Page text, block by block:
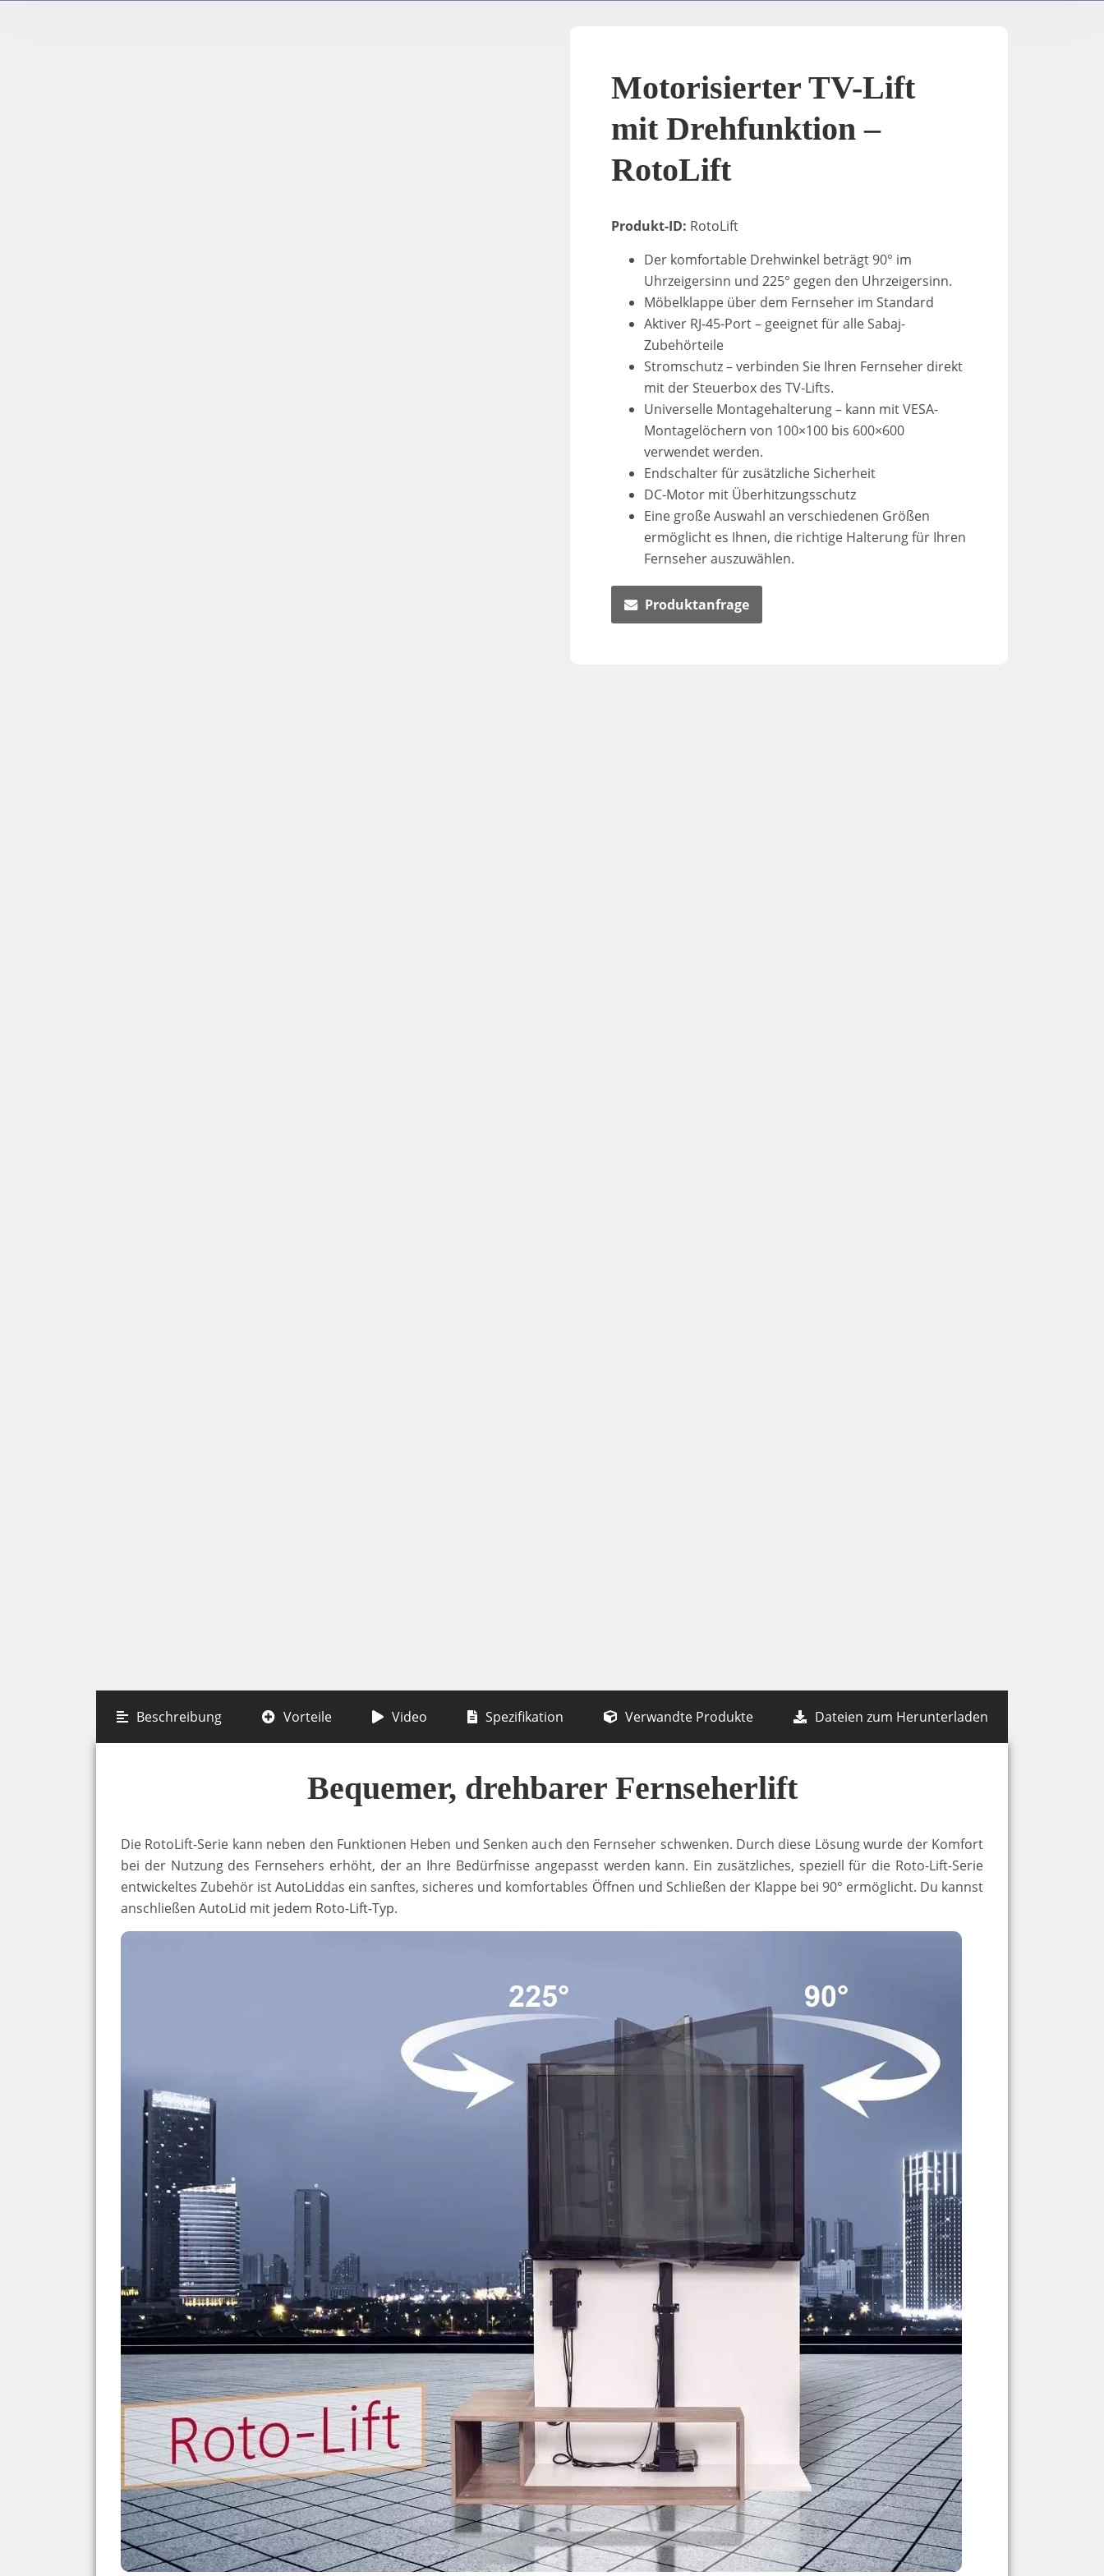
Motorisierter TV-Lift
mit Drehfunktion –
RotoLift
Produkt-ID: RotoLift
Der komfortable Drehwinkel beträgt 90° im
Uhrzeigersinn und 225° gegen den Uhrzeigersinn.
Möbelklappe über dem Fernseher im Standard
Aktiver RJ-45-Port – geeignet für alle Sabaj-
Zubehörteile
Stromschutz – verbinden Sie Ihren Fernseher direkt
mit der Steuerbox des TV-Lifts.
Universelle Montagehalterung – kann mit VESA-
Montagelöchern von 100×100 bis 600×600
verwendet werden.
Endschalter für zusätzliche Sicherheit
DC-Motor mit Überhitzungsschutz
Eine große Auswahl an verschiedenen Größen
ermöglicht es Ihnen, die richtige Halterung für Ihren
Fernseher auszuwählen.
Produktanfrage
Beschreibung Vorteile Video Spezifikation Verwandte Produkte Dateien zum Herunterladen
Bequemer, drehbarer Fernseherlift
Die RotoLift-Serie kann neben den Funktionen Heben und Senken auch den Fernseher schwenken. Durch diese Lösung wurde der Komfort
bei der Nutzung des Fernsehers erhöht, der an Ihre Bedürfnisse angepasst werden kann. Ein zusätzliches, speziell für die Roto-Lift-Serie
entwickeltes Zubehör istAutoLiddas ein sanftes, sicheres und komfortables Öffnen und Schließen der Klappe bei 90° ermöglicht. Du kannst
anschließen AutoLid mit jedem Roto-Lift-Typ.